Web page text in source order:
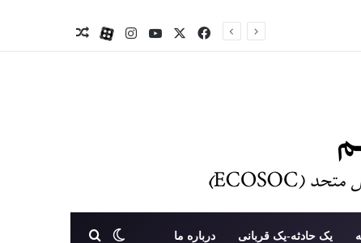
فیس بوکیوتیوباینستاگرام
آپاراتنوشته تصادفی
یک حادثه-یک قربانی درباره ما تغییر پوسته
جستجو برای